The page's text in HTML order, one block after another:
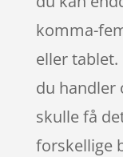
komma-
eller
du handler
skulle få
forskellige